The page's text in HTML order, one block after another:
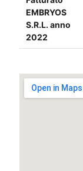
EMBRYOS
S.R.L. anno
2022